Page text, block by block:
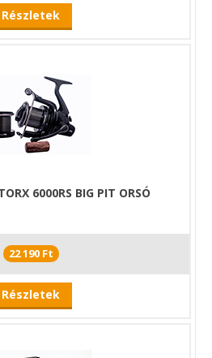
Részletek
6000RS BIG PIT ORSÓ
22 190 Ft
Részletek